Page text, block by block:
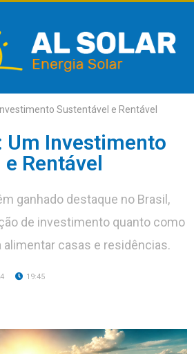
Sustentável e Rentável
Um Investimento
Rentável
ganhado destaque no Brasil,
de investimento quanto como
alimentar casas e residências.
19:45